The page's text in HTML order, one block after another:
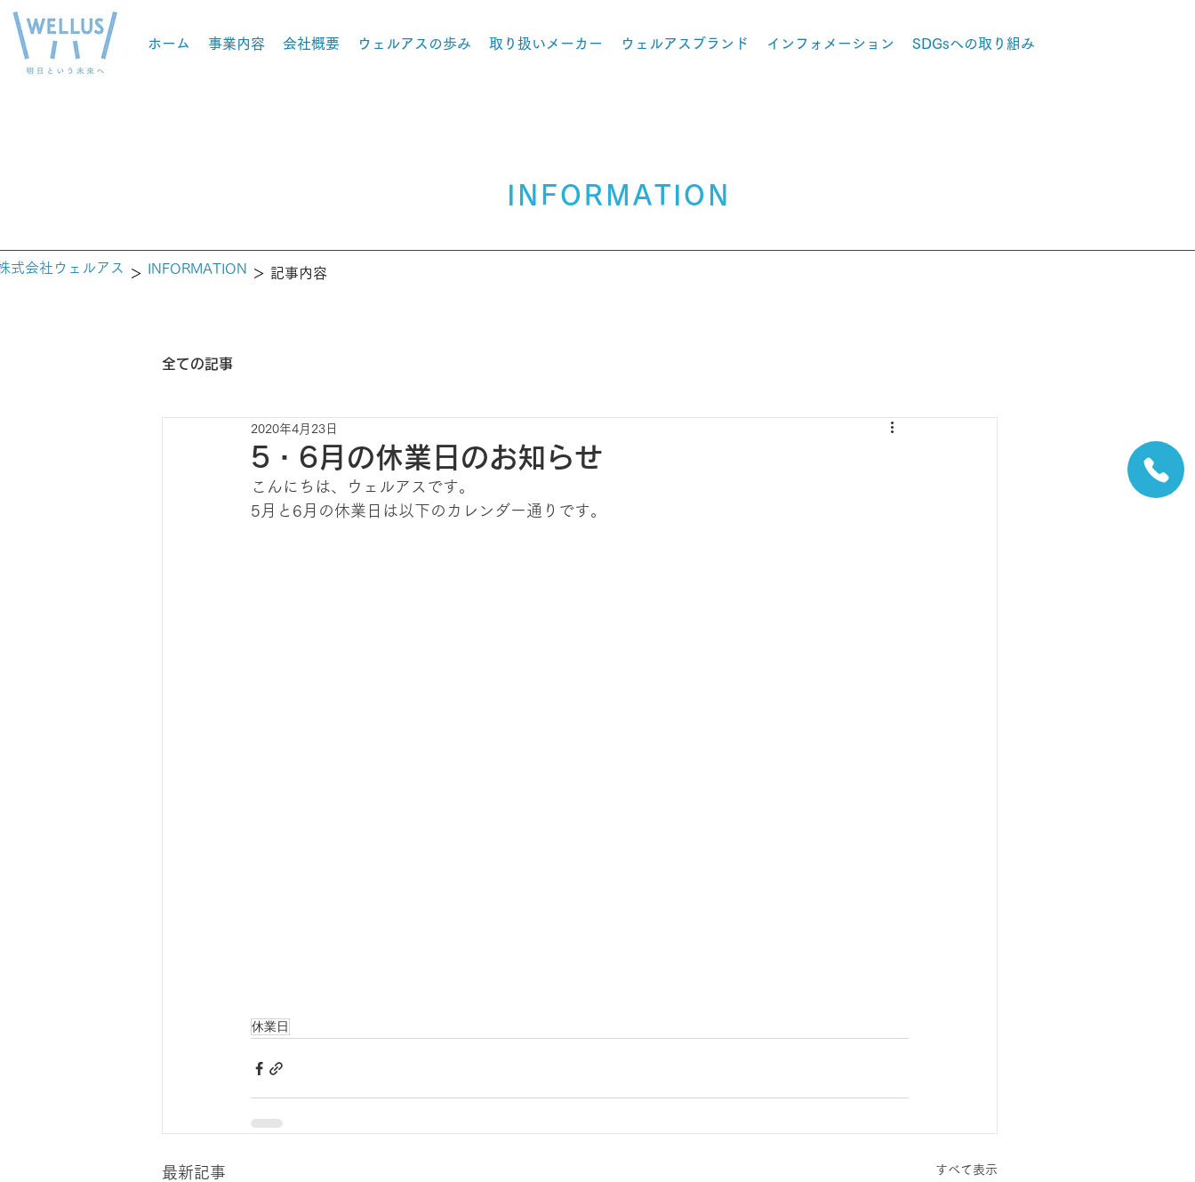
在宅製品を
ホーム 事業内容 会社概要 ウェルアスの歩み 取り扱いメーカー ウェルアスブランド インフォメーション SDGsへの取り組み
INFORMATION
式会社ウェルアス ＞ INFORMATION ＞ 記事内容
全ての記事
5・6月の休業日のお知らせ
2020年4月23日
こんにちは、ウェルアスです。
5月と6月の休業日は以下のカレンダー通りです。
休業日
最新記事 すべて表示